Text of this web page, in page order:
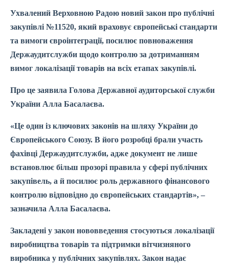
Ухвалений Верховною Радою новий закон про публічні
закупівлі №11520, який враховує європейські стандарти
та вимоги євроінтеграції, посилює повноваження
Держаудитслужби щодо контролю за дотриманням
вимог локалізації товарів на всіх етапах закупівлі.
Про це заявила Голова Державної аудиторської служби
України Алла Басалаєва.
«Це один із ключових законів на шляху України до
Європейського Союзу. В його розробці брали участь
фахівці Держаудитслужби, адже документ не лише
встановлює більш прозорі правила у сфері публічних
закупівель, а й посилює роль державного фінансового
контролю відповідно до європейських стандартів», –
зазначила Алла Басалаєва.
Закладені у закон нововведення стосуються локалізації
виробництва товарів та підтримки вітчизняного
виробника у публічних закупівлях. Закон надає